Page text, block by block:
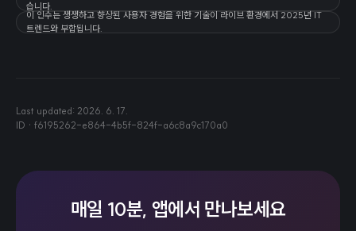
습니다.
이 인수는 생생하고 향상된 사용자 경험을 위한 기술이 라이브 환경에서 2025년 IT
트렌드와 부합됩니다.
Last updated: 2026. 6. 17.
ID · f6195262-e864-4b5f-824f-a6c8a9c170a0
매일 10분, 앱에서 만나보세요